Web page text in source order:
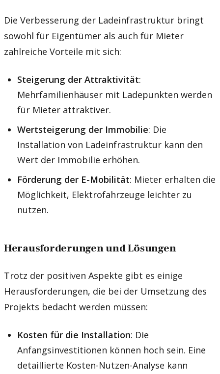
Die Verbesserung der Ladeinfrastruktur bringt
sowohl für Eigentümer als auch für Mieter
zahlreiche Vorteile mit sich:
Steigerung der Attraktivität:
Mehrfamilienhäuser mit Ladepunkten werden
für Mieter attraktiver.
Wertsteigerung der Immobilie: Die
Installation von Ladeinfrastruktur kann den
Wert der Immobilie erhöhen.
Förderung der E-Mobilität: Mieter erhalten die
Möglichkeit, Elektrofahrzeuge leichter zu
nutzen.
Herausforderungen und Lösungen
Trotz der positiven Aspekte gibt es einige
Herausforderungen, die bei der Umsetzung des
Projekts bedacht werden müssen:
Kosten für die Installation: Die
Anfangsinvestitionen können hoch sein. Eine
detaillierte Kosten-Nutzen-Analyse kann